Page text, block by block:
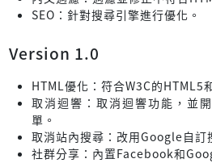
SEO：針對搜尋引擎進行優化。
Version 1.0
HTML優化：符合W3C的HTML5
取消迴響：取消迴響功能，並
單。
取消站內搜尋：改用Google自訂
社群分享：內置Facebook和